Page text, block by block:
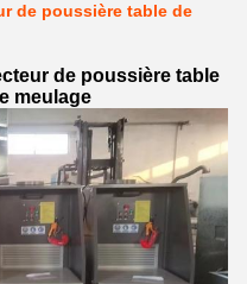
de poussière table de
de poussière table
meulage